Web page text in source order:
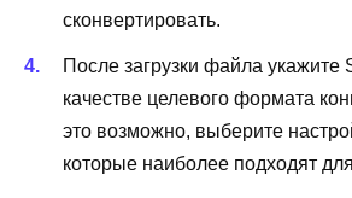
сконвертировать.
После загрузки файла укажите
качестве целевого формата
это возможно, выберите
которые наиболее подходят